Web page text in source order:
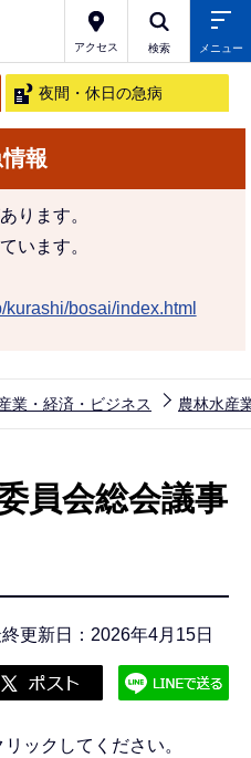
アクセス 検索 メニュー
夜間・休日の急病
報
ります。
います。
bosai/index.html
業・経済・ビジネス 農林水産
員会総会議事
更新日：2026年4月15日
ックしてください。